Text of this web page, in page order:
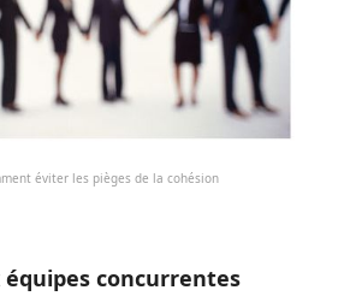
éviter les pièges de la cohésion
équipes concurrentes